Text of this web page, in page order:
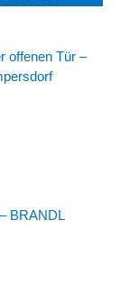
offenen Tür –
BRANDL